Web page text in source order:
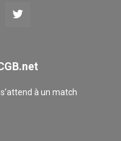
à un match